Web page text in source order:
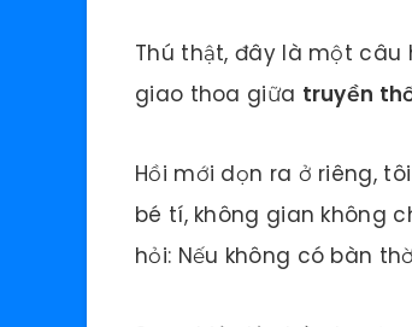
Thú thật, đây là một câu
giao thoa giữa truyền
Hồi mới dọn ra ở riêng,
bé tí, không gian không
hỏi: Nếu không có bàn